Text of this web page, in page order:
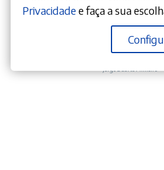
O
preço
original
33,21€
Estudos de
Privacidadee faça a sua